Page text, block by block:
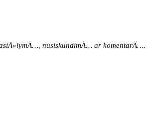
nusiskundimÄ… ar komentarÄ….